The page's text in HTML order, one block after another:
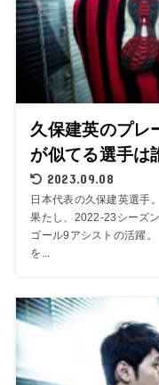
久保建英のプレ
が似てる選手は
2023.09.08
日本代表の久保建英選手
果たし、2022-23シーズ
ゴール9アシストの活躍
を...